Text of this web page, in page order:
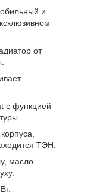
и
от
с функцией
ТЭН.
масло